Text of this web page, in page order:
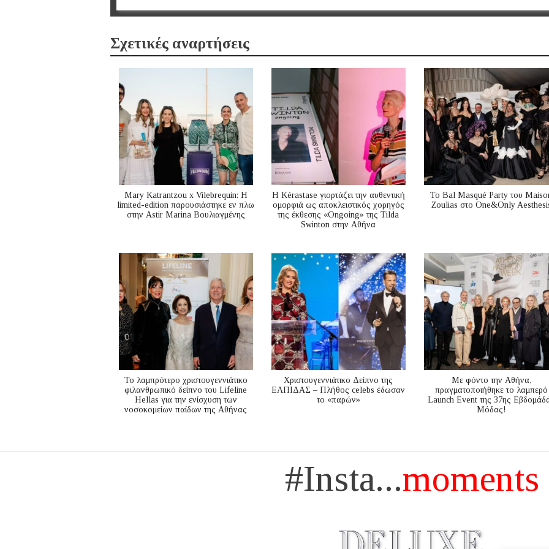
Σχετικές αναρτήσεις
Mary Katrantzou x Vilebrequin: Η
limited-edition παρουσιάστηκε εν πλω
στην Astir Marina Βουλιαγμένης
Η Kérastase γιορτάζει την αυθεντική
ομορφιά ως αποκλειστικός χορηγός
της έκθεσης «Ongoing» της Tilda
Swinton στην Αθήνα
Το Bal Masqué Party του
Zoulias στο One&Only
Το λαμπρότερο χριστουγεννιάτικο
φιλανθρωπικό δείπνο του Lifeline
Hellas για την ενίσχυση των
νοσοκομείων παίδων της Αθήνας
Χριστουγεννιάτικο Δείπνο της
ΕΛΠΙΔΑΣ – Πλήθος celebs έδωσαν
το «παρών»
Με φόντο την Αθήνα,
πραγματοποιήθηκε το λαμπερό
Launch Event της 37ης
Μόδας!
#Insta...moments